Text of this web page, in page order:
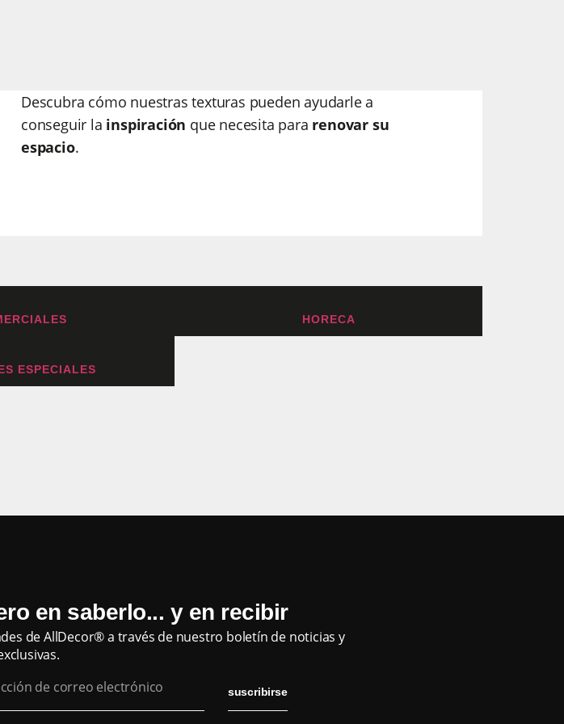
Descubra cómo nuestras texturas pueden ayudarle a
conseguir la inspiración que necesita para renovar su
espacio.
HORECA
ESPECIALES
en saberlo... y en recibir
de AllDecor® a través de nuestro boletín de noticias y
suscribirse